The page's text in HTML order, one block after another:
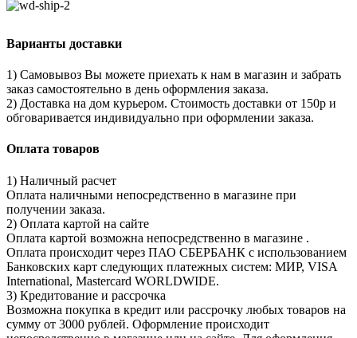
Варианты доставки
1) Самовывоз Вы можете приехать к нам в магазин и забрать
заказ самостоятельно в день оформления заказа.
2) Доставка на дом курьером. Стоимость доставки от 150р и
обговаривается индивидуально при оформлении заказа.
Оплата товаров
1) Наличный расчет
Оплата наличными непосредственно в магазине при
получении заказа.
2) Оплата картой на сайте
Оплата картой возможна непосредственно в магазине .
Оплата происходит через ПАО СБЕРБАНК с использованием
Банковских карт следующих платежных систем: МИР, VISA
International, Mastercard WORLDWIDE.
3) Кредитование и рассрочка
Возможна покупка в кредит или рассрочку любых товаров на
сумму от 3000 рублей. Оформление происходит